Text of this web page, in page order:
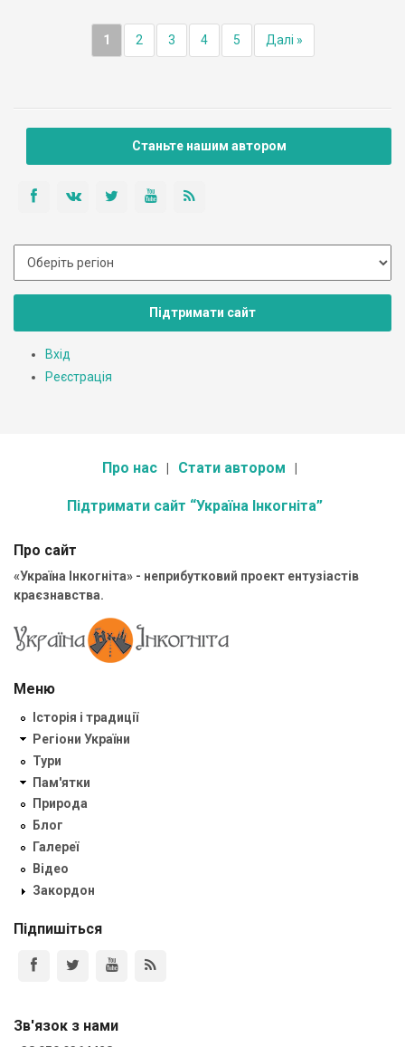
1 2 3 4 5 Далі »
Станьте нашим автором
Підтримати сайт
Вхід
Реєстрація
Про нас Стати автором
Підтримати сайт “Україна Інкогніта”
Про сайт
«Україна Інкогніта» - неприбутковий проект ентузіастів
краєзнавства.
Меню
Історія і традиції
Регіони України
Тури
Пам'ятки
Природа
Блог
Галереї
Відео
Закордон
Підпишіться
Зв'язок з нами